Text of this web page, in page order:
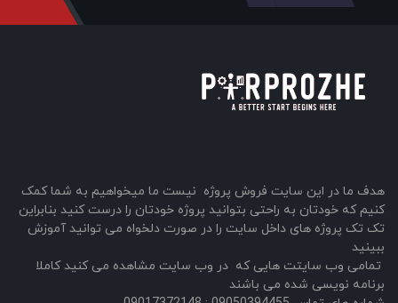
هدف ما در این سایت فروش پروژه نیست ما میخواهیم به شما کمک
کنیم که خودتان به راحتی بتوانید پروژه خودتان را درست کنید بنابراین
تک تک پروژه های داخل سایت را در صورت دلخواه می توانید آموزش
ببینید
تمامی وب سایتت هایی که در وب سایت مشاهده می کنید کاملا
برنامه نویسی شده می باشند